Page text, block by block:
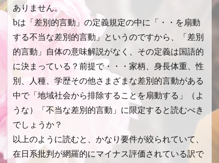
ありません。
bは「差別的言動」の定義規定の中に「・・を扇動
する不当な差別的言動」というのですから、「差別
的言動」自体の意味解説がなく、その定義は国語的
に決まっている？前提で・・・家柄、身長体重、性
別、人種、学歴その他さまざまな差別的言動がある
中で「地域社会から排除することを扇動する」（よ
うな）「不当な差別的言動」に限定すると読むべき
でしょうか？
以上のように読むと、かなり要件が絞られていて、
在日系批判が網羅的にマイナス評価されている訳で